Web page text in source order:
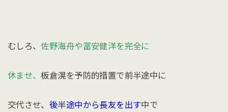
むしろ、佐野海舟や冨安健洋を完全に
休ませ、板倉滉を予防的措置で前半途中に
交代させ、後半途中から長友を出す中で